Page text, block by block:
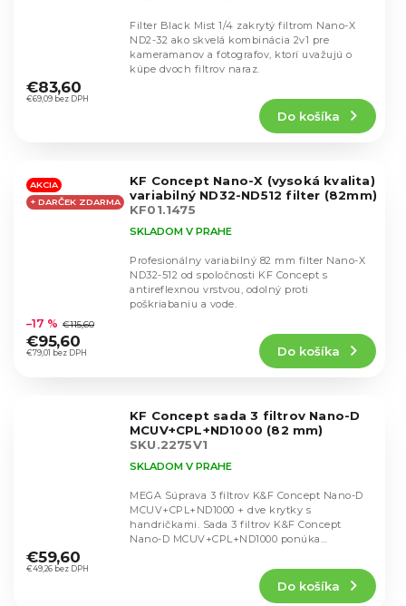
hodnotenie
produktu
hviezdičiek.
€69,09 bez DPH
€83,60
Do košíka
Filter Black Mist 1/4 zakrytý filtrom Nano-X
ND2-32 ako skvelá kombinácia 2v1 pre
kameramanov a fotografov, ktorí uvažujú o
kúpe dvoch filtrov naraz.
AKCIA
+ DARČEK ZDARMA
KF Concept Nano-X (vysoká kvalita)
variabilný ND32-ND512 filter (82mm)
KF01.1475
hodnotenie
produktu
je
SKLADOM V PRAHE
€79,01 bez DPH
–17 % €115,60
€95,60
Do košíka
Profesionálny variabilný 82 mm filter Nano-X
ND32-512 od spoločnosti KF Concept s
antireflexnou vrstvou, odolný proti
poškriabaniu a vode.
KF Concept sada 3 filtrov Nano-D
MCUV+CPL+ND1000 (82 mm)
SKU.2275V1
hodnotenie
produktu
SKLADOM V PRAHE
€49,26 bez DPH
€59,60
Do košíka
MEGA Súprava 3 filtrov K&F Concept Nano-D
MCUV+CPL+ND1000 + dve krytky s
handričkami. Sada 3 filtrov K&F Concept
Nano-D MCUV+CPL+ND1000 ponúka